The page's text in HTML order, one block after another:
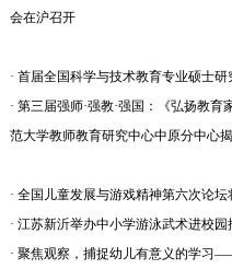
会在沪召开
· 首届全国科学与技术教育专业硕士
· 第三届强师·强教·强国：《弘扬教
范大学教师教育研究中心中原分中心
· 全国儿童发展与游戏精神第六次论
· 江苏新沂举办中小学游泳武术进校园
· 聚焦观察，捕捉幼儿有意义的学习